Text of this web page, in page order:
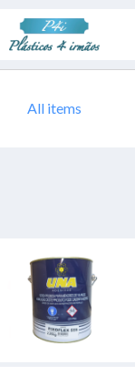
All items